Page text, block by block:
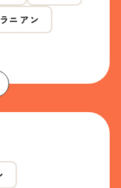
ニアン